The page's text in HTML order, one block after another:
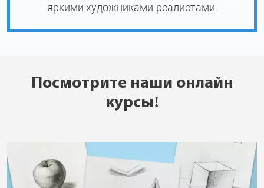
яркими художниками-реалистами.
Посмотрите наши онлайн
курсы!